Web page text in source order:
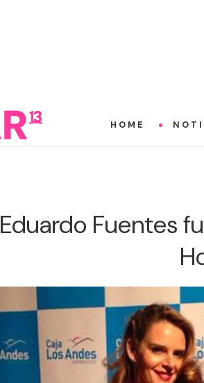
HOME
Eduardo Fuentes